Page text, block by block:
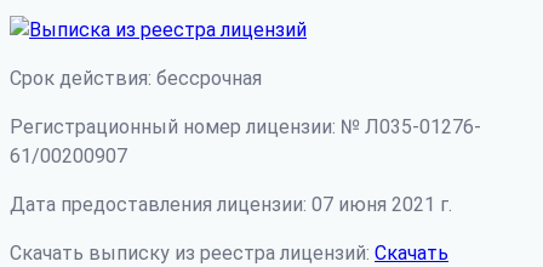
Срок действия: бессрочная
Регистрационный номер лицензии: № Л035-01276-
61/00200907
Дата предоставления лицензии: 07 июня 2021 г.
Скачать выписку из реестра лицензий: Скачать